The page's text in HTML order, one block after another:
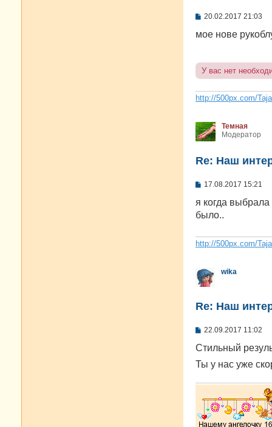
С
о
н
и
20.02.2017 21:03
мое нове
У вас нет
http://500px.com/
Темная
Модератор
Re: Наш
С
о
щ
н
и
17.08.2017 15:21
я когда
было..
http://500px.com/
wika
Re: Наш
С
о
щ
е
22.09.2017 11:02
Стильный
Ты у нас уже